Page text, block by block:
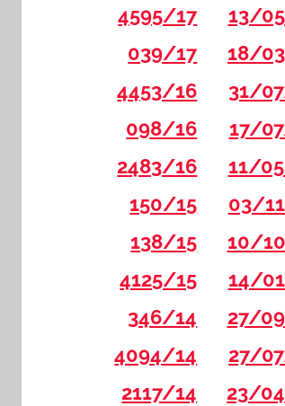
4595/17
13/
039/17
18/
4453/16
31/
098/16
17/
2483/16
11/
150/15
03/
138/15
10/
4125/15
14/
346/14
27/
4094/14
27/
2117/14
23/